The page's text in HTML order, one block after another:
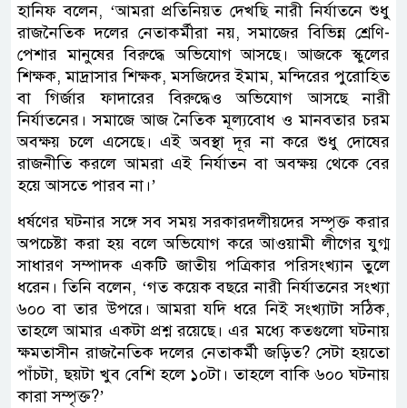
হানিফ বলেন, ‘আমরা প্রতিনিয়ত দেখছি নারী নির্যাতনে শুধু
রাজনৈতিক দলের নেতাকর্মীরা নয়, সমাজের বিভিন্ন শ্রেণি-
পেশার মানুষের বিরুদ্ধে অভিযোগ আসছে। আজকে স্কুলের
শিক্ষক, মাদ্রাসার শিক্ষক, মসজিদের ইমাম, মন্দিরের পুরোহিত
বা গির্জার ফাদারের বিরুদ্ধেও অভিযোগ আসছে নারী
নির্যাতনের। সমাজে আজ নৈতিক মূল্যবোধ ও মানবতার চরম
অবক্ষয় চলে এসেছে। এই অবস্থা দূর না করে শুধু দোষের
রাজনীতি করলে আমরা এই নির্যাতন বা অবক্ষয় থেকে বের
হয়ে আসতে পারব না।’
ধর্ষণের ঘটনার সঙ্গে সব সময় সরকারদলীয়দের সম্পৃক্ত করার
অপচেষ্টা করা হয় বলে অভিযোগ করে আওয়ামী লীগের যুগ্ম
সাধারণ সম্পাদক একটি জাতীয় পত্রিকার পরিসংখ্যান তুলে
ধরেন। তিনি বলেন, ‘গত কয়েক বছরে নারী নির্যাতনের সংখ্যা
৬০০ বা তার উপরে। আমরা যদি ধরে নিই সংখ্যাটা সঠিক,
তাহলে আমার একটা প্রশ্ন রয়েছে। এর মধ্যে কতগুলো ঘটনায়
ক্ষমতাসীন রাজনৈতিক দলের নেতাকর্মী জড়িত? সেটা হয়তো
পাঁচটা, ছয়টা খুব বেশি হলে ১০টা। তাহলে বাকি ৬০০ ঘটনায়
কারা সম্পৃক্ত?’